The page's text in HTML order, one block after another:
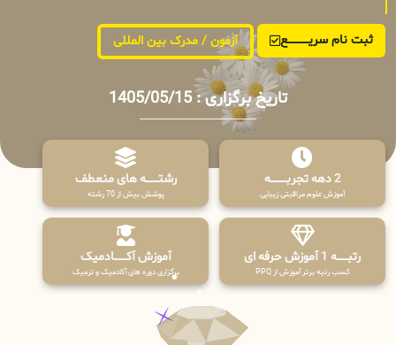
ثبت نام سریــــــــــــع آزمون / مدرک بین المللی
تاریخ برگزاری : 1405/05/15
2 دهه تجربـــــــــه
آموزش علوم مراقبتی زیبایی
رشتـــــــه های منعطف
پوشش بیش از 70 رشته
رتبــــــه 1 آموزش حرفه ای
کسب رتبه برتر آموزش از PPQ
آموزش آکـــــــادمیک
برگزاری دوره های آکادمیک و ترمیک